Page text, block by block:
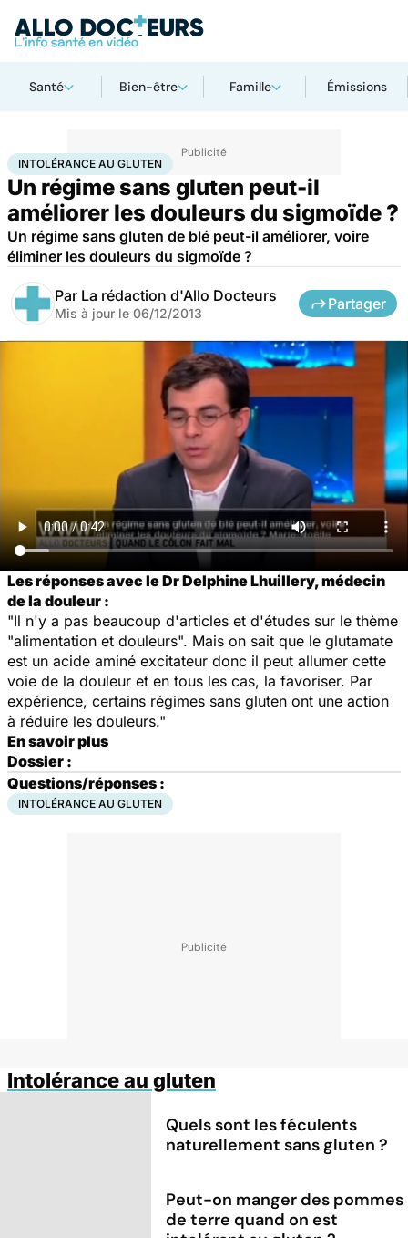
Santé Bien-être Famille Émissions
AccueilSantéIntolérance au gluten
INTOLÉRANCE AU GLUTEN
Un régime sans gluten peut-il
améliorer les douleurs du sigmoïde ?
Un régime sans gluten de blé peut-il améliorer, voire
éliminer les douleurs du sigmoïde ?
Par La rédaction d'Allo Docteurs
Mis à jour le 06/12/2013
Partager
Les réponses avec le Dr Delphine Lhuillery, médecin
de la douleur :
"Il n'y a pas beaucoup d'articles et d'études sur le thème
"alimentation et douleurs". Mais on sait que le glutamate
est un acide aminé excitateur donc il peut allumer cette
voie de la douleur et en tous les cas, la favoriser. Par
expérience, certains régimes sans gluten ont une action
à réduire les douleurs."
En savoir plus
Dossier :
Questions/réponses :
INTOLÉRANCE AU GLUTEN
Intolérance au gluten
Quels sont les féculents
naturellement sans gluten ?
Peut-on manger des pommes
de terre quand on est